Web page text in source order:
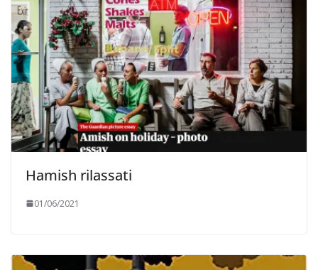
Hamish rilassati
01/06/2021